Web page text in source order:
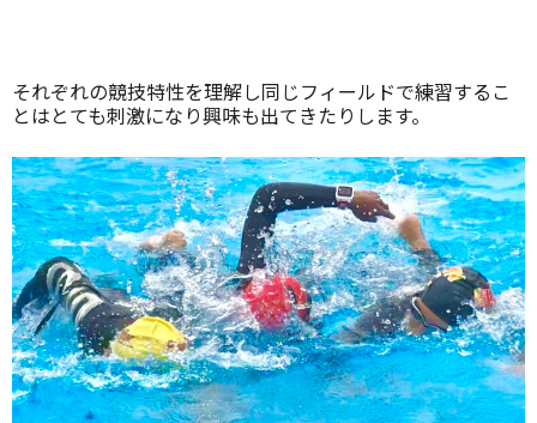
それぞれの競技特性を理解し同じフィールドで練習するこ
とはとても刺激になり興味も出てきたりします。